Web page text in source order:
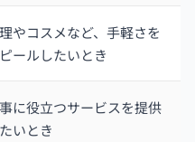
やコスメなど、手軽さを
ールしたいとき
に役立つサービスを提供
いとき